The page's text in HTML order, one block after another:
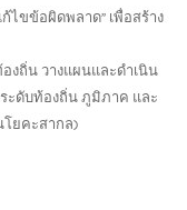
ไขข้อผิดพลาด” เพื่อสร้าง
งถิ่น วางแผนและดำเนิน
ะดับท้องถิ่น ภูมิภาค และ
โยคะสากล)